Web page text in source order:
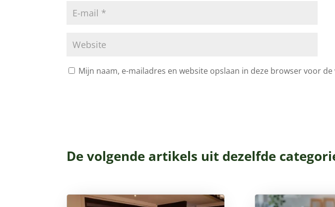
Mijn naam, e-mailadres en website opslaan in deze browser voor
De volgende artikels uit dezelfde